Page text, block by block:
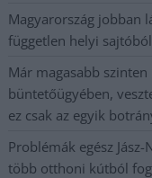
Magyarország jobban
független helyi sajtóból
Már magasabb
büntetőügyében,
ez csak az egyik
Problémák egész
több otthoni kútból